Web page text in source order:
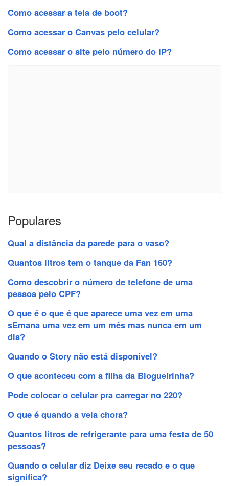
Como acessar a tela de boot?
Como acessar o Canvas pelo celular?
Como acessar o site pelo número do IP?
Populares
Qual a distância da parede para o vaso?
Quantos litros tem o tanque da Fan 160?
Como descobrir o número de telefone de uma
pessoa pelo CPF?
O que é o que é que aparece uma vez em uma
sEmana uma vez em um mês mas nunca em um
dia?
Quando o Story não está disponível?
O que aconteceu com a filha da Blogueirinha?
Pode colocar o celular pra carregar no 220?
O que é quando a vela chora?
Quantos litros de refrigerante para uma festa de 50
pessoas?
Quando o celular diz Deixe seu recado e o que
significa?